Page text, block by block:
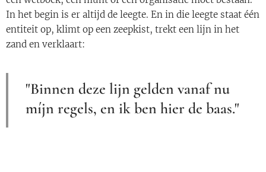
In het begin is er altijd de leegte. En in die leegte staat één
entiteit op, klimt op een zeepkist, trekt een lijn in het
zand en verklaart:
"Binnen deze lijn gelden vanaf nu
míjn regels, en ik ben hier de baas."